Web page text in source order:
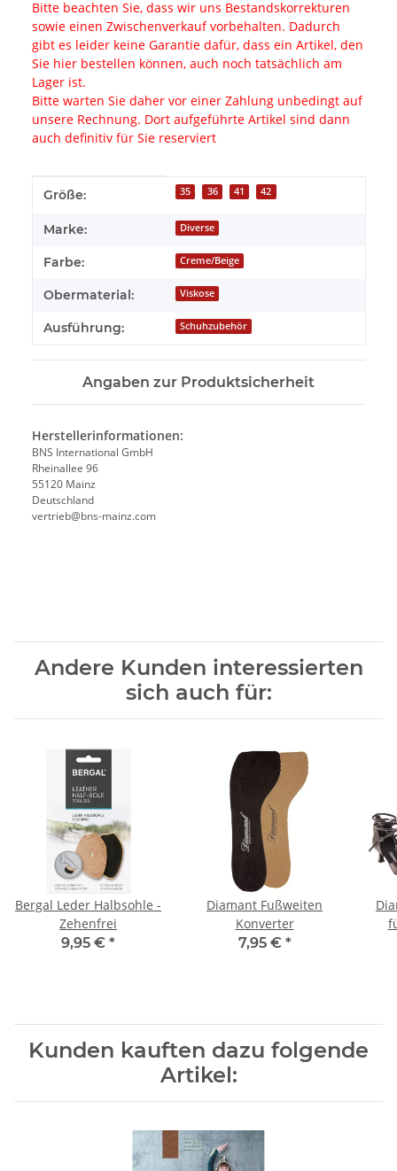
Bitte beachten Sie, dass wir uns Bestandskorrekturen
sowie einen Zwischenverkauf vorbehalten. Dadurch
gibt es leider keine Garantie dafür, dass ein Artikel, den
Sie hier bestellen können, auch noch tatsächlich am
Lager ist.
Bitte warten Sie daher vor einer Zahlung unbedingt auf
unsere Rechnung. Dort aufgeführte Artikel sind dann
auch definitiv für Sie reserviert
Produkteigenschaft
Wert
Größe: 35 36 41 42
Marke: Diverse
Farbe: Creme/Beige
Obermaterial: Viskose
Ausführung: Schuhzubehör
Angaben zur Produktsicherheit
Herstellerinformationen:
BNS International GmbH
Rheinallee 96
55120 Mainz
Deutschland
vertrieb@bns-mainz.com
Andere Kunden interessierten
sich auch für:
Bergal Leder Halbsohle -
Zehenfrei
9,95 € *
Diamant Fußweiten
Konverter
7,95 € *
Kunden kauften dazu folgende
Artikel: